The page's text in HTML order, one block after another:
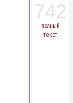
742
полный
текст